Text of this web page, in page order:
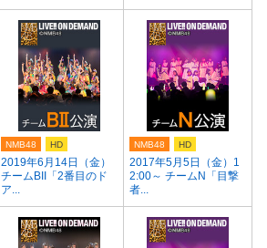
2019年6月14日（金）
チームBII「2番目のド
ア...
NMB48 HD
2017年5月5日（金）1
2:00～ チームN「目撃
者...
NMB48 HD